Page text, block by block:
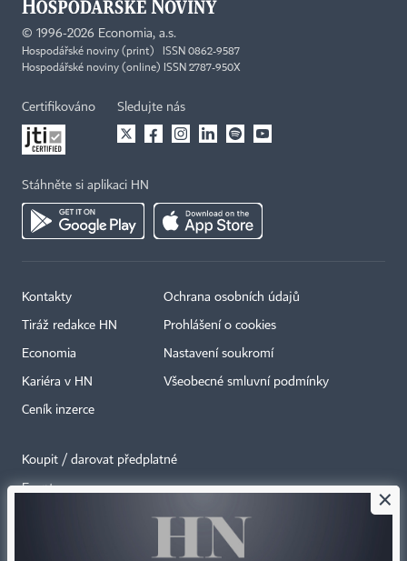
© 1996-2026 Economia, a.s.
Hospodářské noviny (print) ISSN 0862-9587
Hospodářské noviny (online) ISSN 2787-950X
Certifikováno Sledujte nás
Stáhněte si aplikaci HN
Kontakty
Tiráž redakce HN
Economia
Kariéra v HN
Ceník inzerce
Ochrana osobních údajů
Prohlášení o cookies
Nastavení soukromí
Všeobecné smluvní podmínky
Koupit / darovat předplatné
Eventy ×